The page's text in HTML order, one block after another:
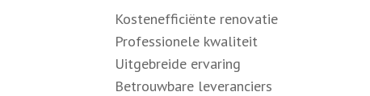
Kostenefficiënte renovatie
Professionele kwaliteit
Uitgebreide ervaring
Betrouwbare leveranciers